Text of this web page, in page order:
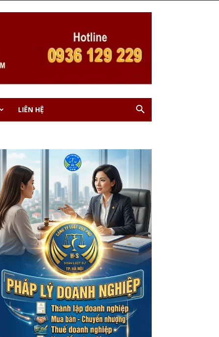
LIÊN HỆ